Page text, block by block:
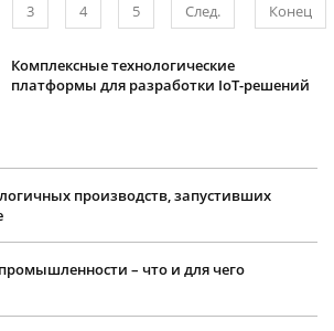
3 4 5 След. Конец
Комплексные технологические
платформы для разработки IoT-решений
производств, запустивших
– что и для чего